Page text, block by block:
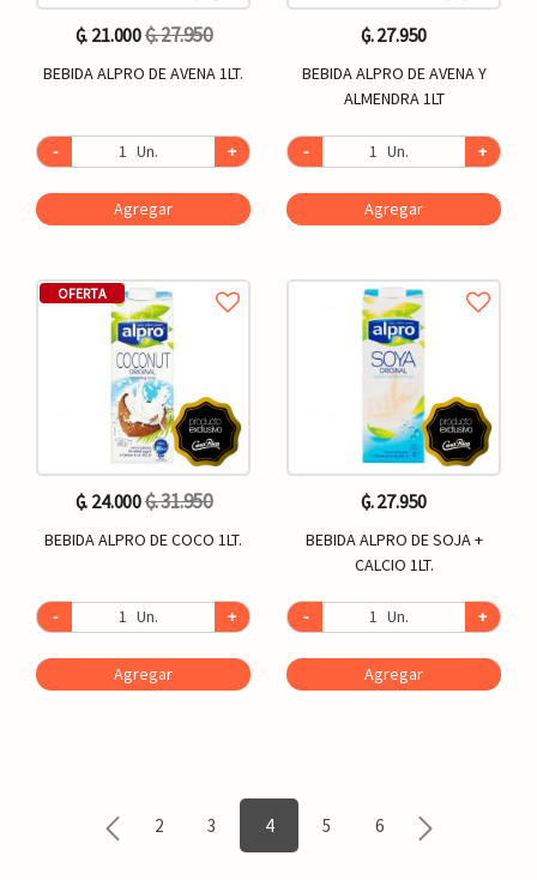
₲. 21.000₲. 27.950
BEBIDA ALPRO DE AVENA 1LT.
- Un. +
Agregar
₲. 27.950
BEBIDA ALPRO DE AVENA Y
ALMENDRA 1LT
- Un. +
Agregar
OFERTA
₲. 24.000₲. 31.950
BEBIDA ALPRO DE COCO 1LT.
- Un. +
Agregar
₲. 27.950
BEBIDA ALPRO DE SOJA +
CALCIO 1LT.
- Un. +
Agregar
2 3 4 5 6